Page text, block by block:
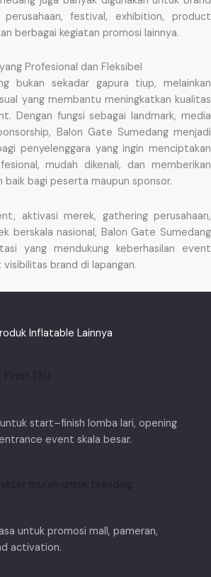
festival, exhibition, product
berbagai kegiatan promosi lainnya.
Profesional dan Fleksibel
bukan sekadar gapura tiup, melainkan
yang membantu meningkatkan kualitas
Dengan fungsi sebagai landmark, media
Balon Gate Sumedang menjadi
penyelenggara yang ingin menciptakan
mudah dikenali, dan memberikan
baik bagi peserta maupun sponsor.
aktivasi merek, gathering perusahaan,
berskala nasional, Balon Gate Sumedang
yang mendukung keberhasilan event
brand di lapangan.
Inflatable Lainnya
start–finish lomba lari, opening
event skala besar.
untuk promosi mall, pameran,
activation.